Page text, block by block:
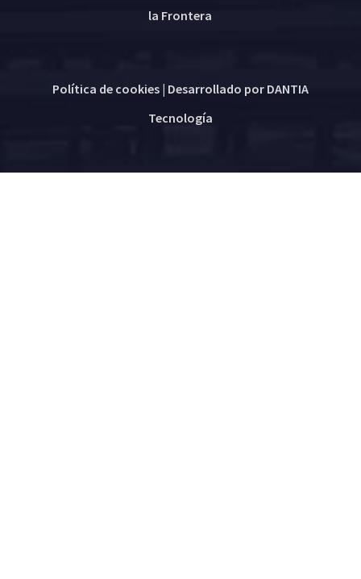
la Frontera
Política de cookies| Desarrollado por DANTIA
Tecnología